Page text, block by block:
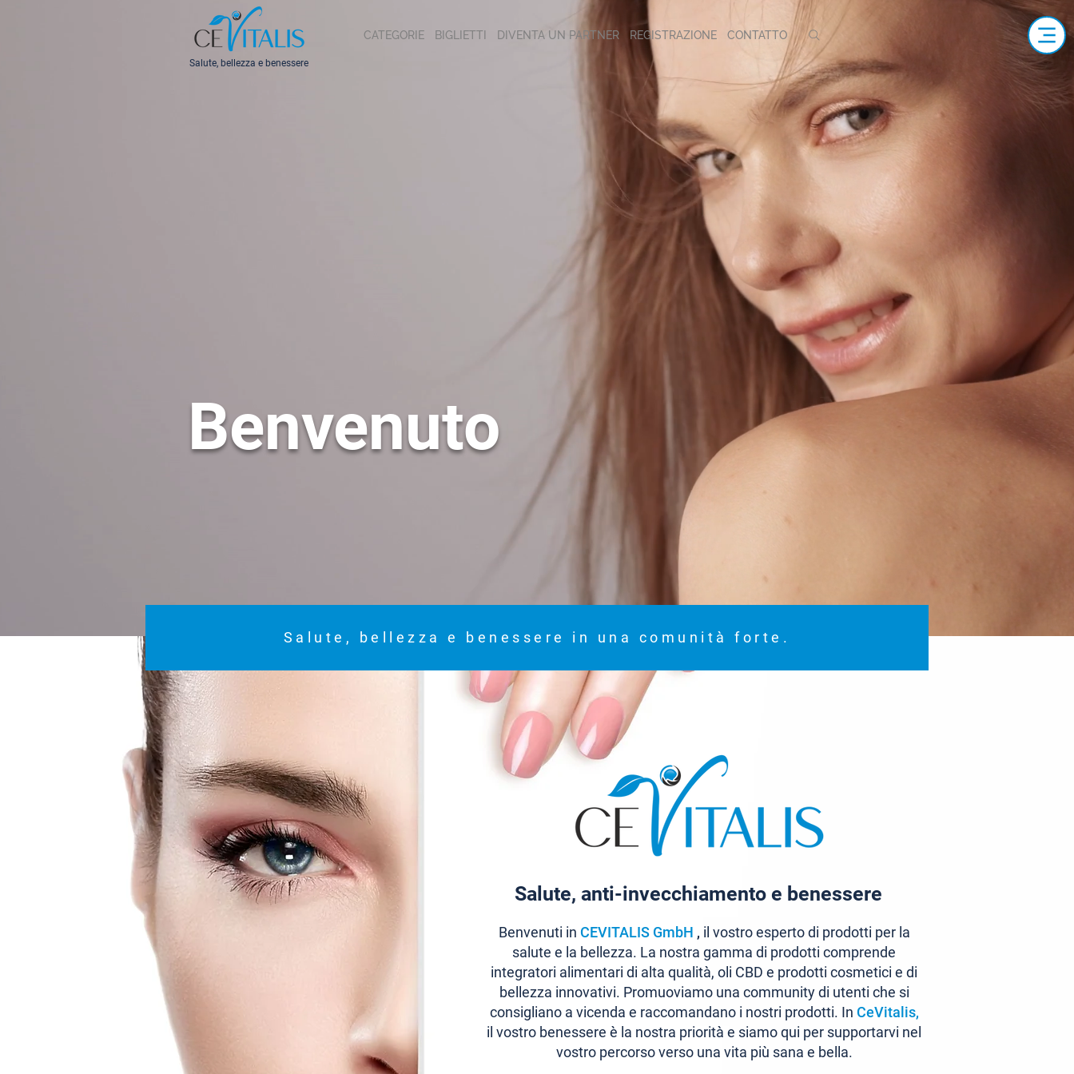
Salute, bellezza e benessere
CATEGORIE BIGLIETTI DIVENTA UN PARTNER REGISTRAZIONE CONTATTO
Benvenuto
Salute, bellezza e benessere in una comunità forte.
Salute, anti-invecchiamento e benessere
Benvenuti in CEVITALIS GmbH , il vostro esperto di prodotti per la
salute e la bellezza. La nostra gamma di prodotti comprende
integratori alimentari di alta qualità, oli CBD e prodotti cosmetici e di
bellezza innovativi. Promuoviamo una community di utenti che si
consigliano a vicenda e raccomandano i nostri prodotti. In CeVitalis,
il vostro benessere è la nostra priorità e siamo qui per supportarvi nel
vostro percorso verso una vita più sana e bella.